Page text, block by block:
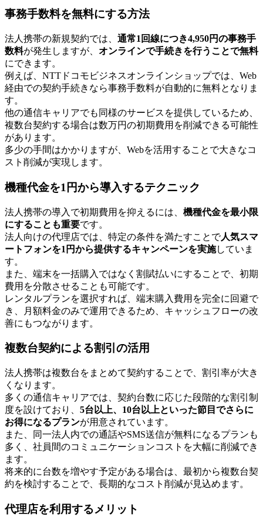
事務手数料を無料にする方法
法人携帯の新規契約では、 通常1回線につき4,950円の事務手
数料が発生しますが、 オンラインで手続きを行うことで無料
にできます。
例えば、NTTドコモビジネスオンラインショップでは、Web
経由での契約手続きなら事務手数料が自動的に無料となりま
す。
他の通信キャリアでも同様のサービスを提供しているため、
複数台契約する場合は数万円の初期費用を削減できる可能性
があります。
多少の手間はかかりますが、Webを活用することで大きなコ
スト削減が実現します。
機種代金を1円から導入するテクニック
法人携帯の導入で初期費用を抑えるには、 機種代金を最小限
にすることも重要です。
法人向けの代理店では、特定の条件を満たすことで人気スマ
ートフォンを1円から提供するキャンペーンを実施していま
す。
また、端末を一括購入ではなく割賦払いにすることで、初期
費用を分散させることも可能です。
レンタルプランを選択すれば、端末購入費用を完全に回避で
き、月額料金のみで運用できるため、キャッシュフローの改
善にもつながります。
複数台契約による割引の活用
法人携帯は複数台をまとめて契約することで、割引率が大き
くなります。
多くの通信キャリアでは、契約台数に応じた段階的な割引制
度を設けており、 5台以上、10台以上といった節目でさらに
お得になるプランが用意されています。
また、同一法人内での通話やSMS送信が無料になるプランも
多く、社員間のコミュニケーションコストを大幅に削減でき
ます。
将来的に台数を増やす予定がある場合は、最初から複数台契
約を検討することで、長期的なコスト削減が見込めます。
代理店を利用するメリット